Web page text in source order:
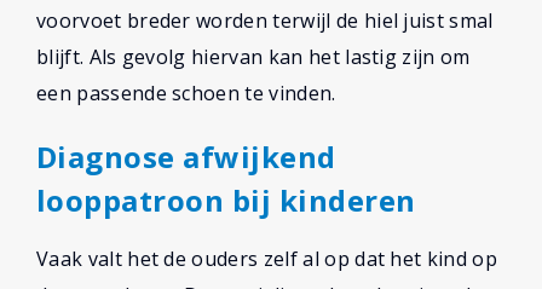
voorvoet breder worden terwijl de hiel juist smal
blijft. Als gevolg hiervan kan het lastig zijn om
een passende schoen te vinden.
Diagnose afwijkend
looppatroon bij kinderen
Vaak valt het de ouders zelf al op dat het kind op